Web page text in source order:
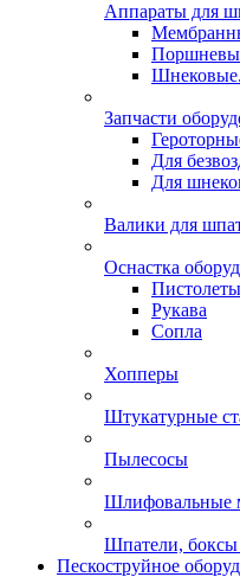
Аппараты для
Шнековые.
Запчасти
Для
Для
Валики для
Оснастка
Пистолеты
Рукава
Сопла
Хопперы
Штукатурные
Пылесосы
Шлифовальные
Шпатели, боксы
Пескоструйное